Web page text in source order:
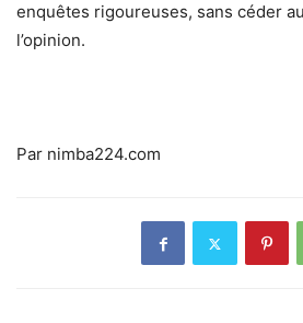
enquêtes rigoureuses, sans céder
l’opinion.
Par nimba224.com